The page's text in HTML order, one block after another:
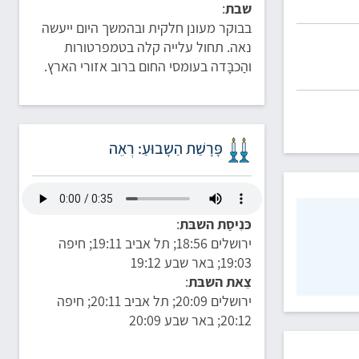
שבת:
בבוקר מעונן חלקית ובהמשך היום ייעשה
נאה. תחול עלייה קלה בטמפרטורות
והַכבָּדה בעומסי החום ברוב אזורי הארץ.
פָּרָשַׁת הַשָבוּעַ: רְאֵה
כּנִיסַת השבּת:
ירושלים 18:56; תל אביב 19:11; חיפה
19:03; באר שבע 19:12
צֵאת השבּת:
ירושלים 20:09; תל אביב 20:11; חיפה
20:12; באר שבע 20:09